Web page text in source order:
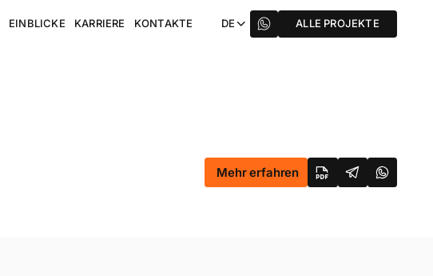
EINBLICKE KARRIERE KONTAKTE DE ALLE PROJEKTE
Mehr erfahren